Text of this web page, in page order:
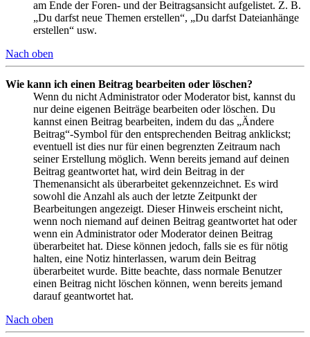
am Ende der Foren- und der Beitragsansicht aufgelistet. Z. B.
„Du darfst neue Themen erstellen“, „Du darfst Dateianhänge
erstellen“ usw.
Nach oben
Wie kann ich einen Beitrag bearbeiten oder löschen?
Wenn du nicht Administrator oder Moderator bist, kannst du
nur deine eigenen Beiträge bearbeiten oder löschen. Du
kannst einen Beitrag bearbeiten, indem du das „Ändere
Beitrag“-Symbol für den entsprechenden Beitrag anklickst;
eventuell ist dies nur für einen begrenzten Zeitraum nach
seiner Erstellung möglich. Wenn bereits jemand auf deinen
Beitrag geantwortet hat, wird dein Beitrag in der
Themenansicht als überarbeitet gekennzeichnet. Es wird
sowohl die Anzahl als auch der letzte Zeitpunkt der
Bearbeitungen angezeigt. Dieser Hinweis erscheint nicht,
wenn noch niemand auf deinen Beitrag geantwortet hat oder
wenn ein Administrator oder Moderator deinen Beitrag
überarbeitet hat. Diese können jedoch, falls sie es für nötig
halten, eine Notiz hinterlassen, warum dein Beitrag
überarbeitet wurde. Bitte beachte, dass normale Benutzer
einen Beitrag nicht löschen können, wenn bereits jemand
darauf geantwortet hat.
Nach oben